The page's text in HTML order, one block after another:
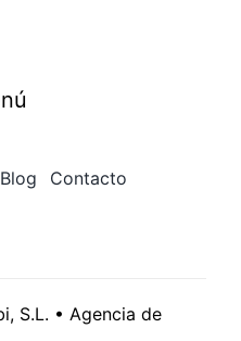
Blog Contacto
S.L. • Agencia de